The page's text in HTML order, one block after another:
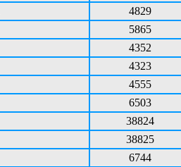
4829
5865
4352
4323
4555
6503
38824
38825
6744